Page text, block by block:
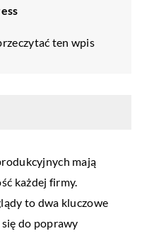
ten wpis
mają
każdej firmy.
to dwa kluczowe
do poprawy